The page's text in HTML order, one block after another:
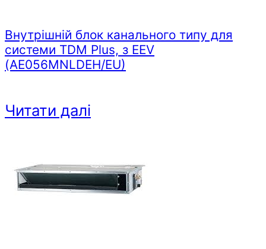
Внутрішній блок канального типу для
системи TDM Plus, з EEV
(AE056MNLDEH/EU)
Читати далі